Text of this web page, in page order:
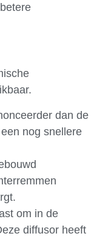
dan de
nog snellere
om in de
diffusor heeft